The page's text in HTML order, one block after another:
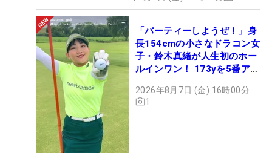
「パーティーしようぜ！」身
長154cmの小さなドラコン女
子・鈴木真緒が人生初のホー
ルインワン！ 173yを5番アイ
2026年8月7日 (金) 16時00分
1